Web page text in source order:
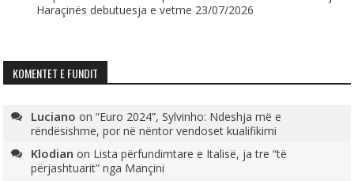
Haraçinës debutuesja e vetme 23/07/2026
KOMENTET E FUNDIT
Luciano on“Euro 2024”, Sylvinho: Ndeshja më e
rëndësishme, por në nëntor vendoset kualifikimi
Klodian on Lista përfundimtare e Italisë, ja tre “të
përjashtuarit” nga Mançini